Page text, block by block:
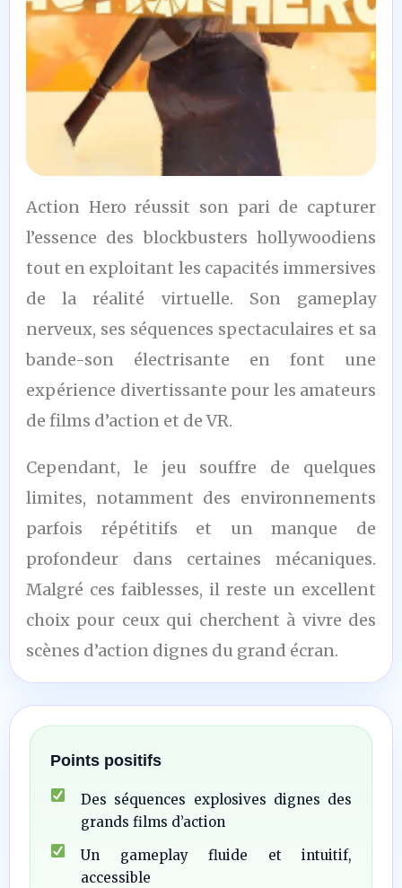
8
/10
Action Hero réussit son pari de capturer
l’essence des blockbusters hollywoodiens
tout en exploitant les capacités immersives
de la réalité virtuelle. Son gameplay
nerveux, ses séquences spectaculaires et sa
bande-son électrisante en font une
expérience divertissante pour les amateurs
de films d’action et de VR.
Cependant, le jeu souffre de quelques
limites, notamment des environnements
parfois répétitifs et un manque de
profondeur dans certaines mécaniques.
Malgré ces faiblesses, il reste un excellent
choix pour ceux qui cherchent à vivre des
scènes d’action dignes du grand écran.
Points positifs
Des séquences explosives dignes des
grands films d’action
Un gameplay fluide et intuitif,
accessible